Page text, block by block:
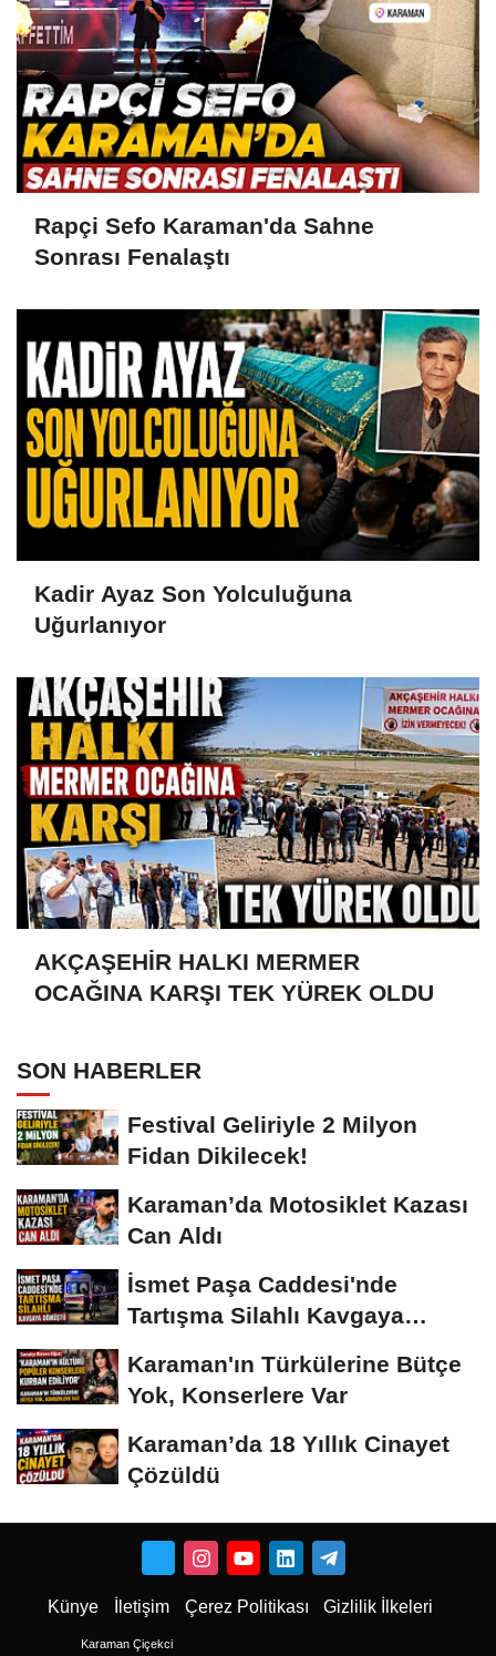
Rapçi Sefo Karaman'da Sahne
Sonrası Fenalaştı
Kadir Ayaz Son Yolculuğuna
Uğurlanıyor
AKÇAŞEHİR HALKI MERMER
OCAĞINA KARŞI TEK YÜREK OLDU
SON HABERLER
Festival Geliriyle 2 Milyon
Fidan Dikilecek!
Karaman’da Motosiklet Kazası
Can Aldı
İsmet Paşa Caddesi'nde
Tartışma Silahlı Kavgaya
Karaman'ın Türkülerine Bütçe
Yok, Konserlere Var
Karaman’da 18 Yıllık Cinayet
Çözüldü
Künye İletişim Çerez Politikası Gizlilik İlkeleri
Karaman Çiçekci